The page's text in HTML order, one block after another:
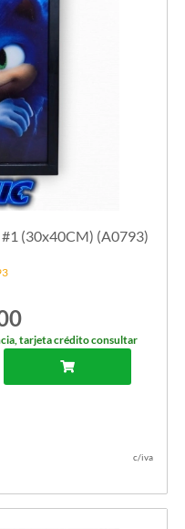
(30x40CM) (A0793)
tarjeta crédito consultar
c/iva